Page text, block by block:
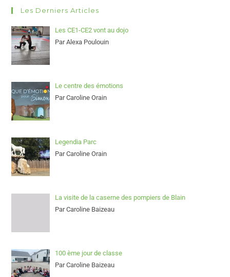
Les Derniers Articles
Les CE1-CE2 vont au dojo
Par Alexa Poulouin
Le centre des émotions
Par Caroline Orain
Legendia Parc
Par Caroline Orain
La visite de la caserne des pompiers de Blain
Par Caroline Baizeau
100 ème jour de classe
Par Caroline Baizeau